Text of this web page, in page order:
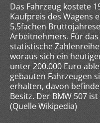
Das Fahrzeug kostete
Kaufpreis des Wagens
5,5fachen
Arbeitnehmers. Für
statistische
woraus sich ein
unter 200.000 Euro
gebauten Fahrzeugen
erhalten, davon
Besitz. Der BMW 507
(Quelle Wikipedia)